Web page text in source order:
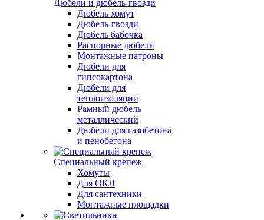
Дюбели и дюбель-гвозди
Дюбель хомут
Дюбель-гвозди
Дюбель бабочка
Распорные дюбели
Монтажные патроны
Дюбели для
гипсокартона
Дюбели для
теплоизоляции
Рамный дюбель
металлический
Дюбели для газобетона
и пенобетона
Специальный крепеж
Хомуты
Для ОКЛ
Для сантехники
Монтажные площадки